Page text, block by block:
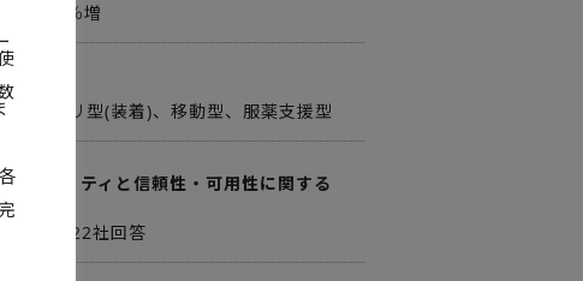
比68.5％増
リハビリ型(装着)、移動型、服薬支援型
キュリティと信頼性・可用性に関する
、合計22社回答